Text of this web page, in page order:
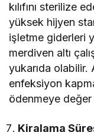
kılıfını sterilize
yüksek hijyen
işletme giderleri
merdiven altı
yukarıda olabilir.
enfeksiyon
ödenmeye
Kiralama